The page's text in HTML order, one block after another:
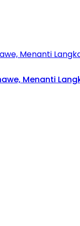
Menanti